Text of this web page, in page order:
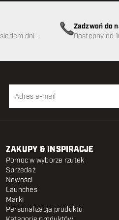
klienta niedostępna
dni w
Zadzwoń do
89
Dostępny od
ZAKUPY & INSPIRACJE
Pomoc w wyborze rzutek
Sprzedaż
Nowości
Launches
Marki
Personalizacja produktu